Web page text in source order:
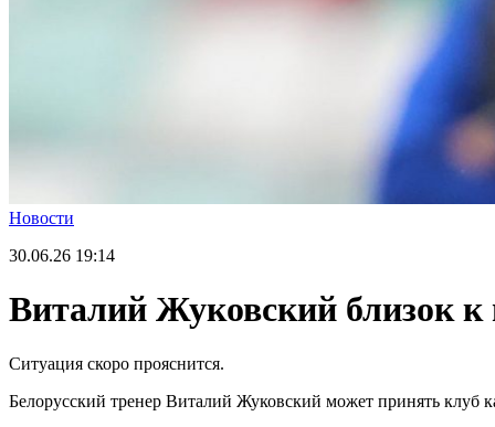
Новости
30.06.26 19:14
Виталий Жуковский близок к
Ситуация скоро прояснится.
Белорусский тренер Виталий Жуковский может принять клуб